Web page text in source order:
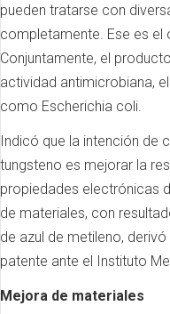
pueden tratarse con
completamente. Ese es el
Conjuntamente, el
actividad antimicrobiana,
como Escherichia coli.
Indicó que la intención de
tungsteno es mejorar la
propiedades electrónicas
de materiales, con
de azul de metileno,
patente ante el Instituto
Mejora de materiales